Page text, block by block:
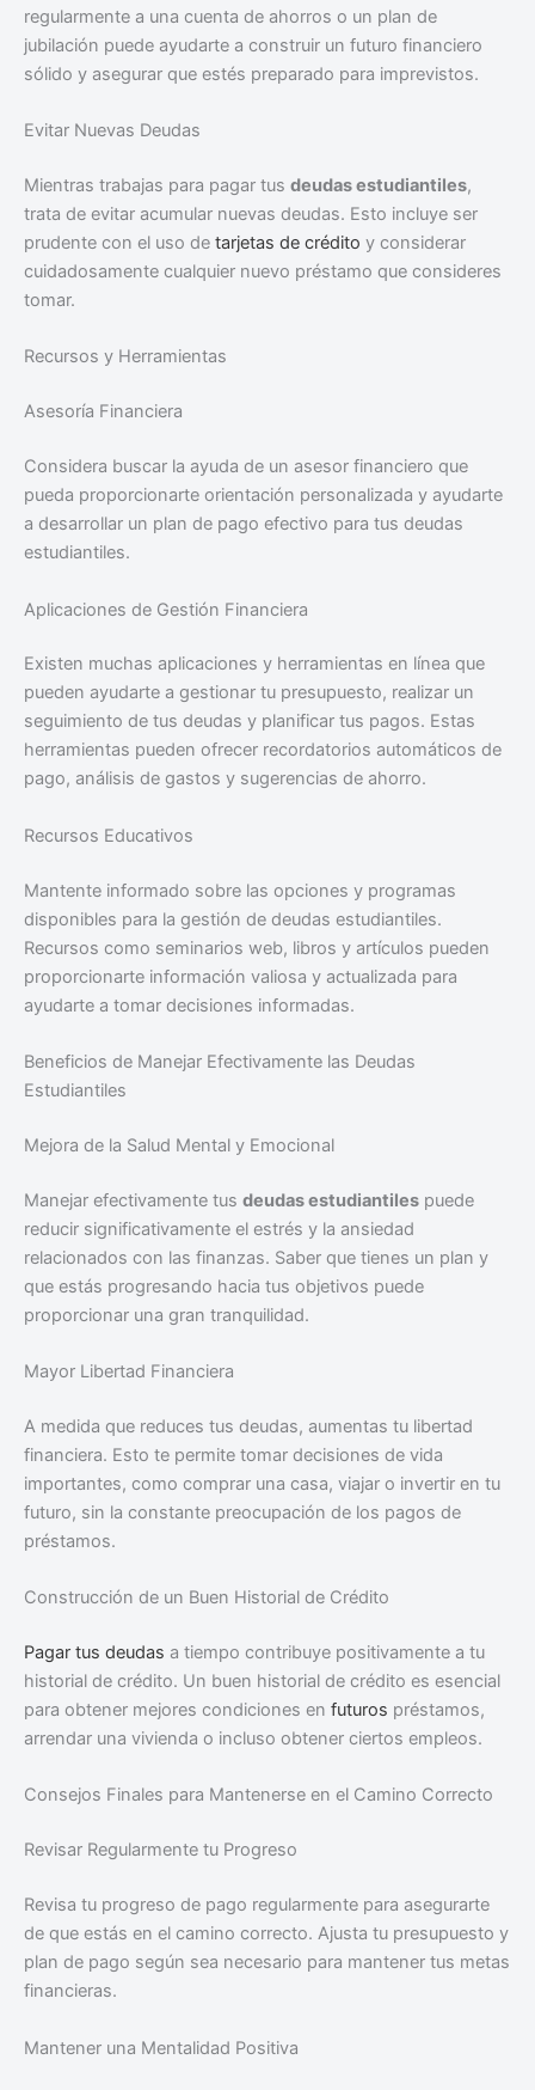
regularmente a una cuenta de ahorros o un plan de
jubilación puede ayudarte a construir un futuro financiero
sólido y asegurar que estés preparado para imprevistos.
Evitar Nuevas Deudas
Mientras trabajas para pagar tus deudas estudiantiles,
trata de evitar acumular nuevas deudas. Esto incluye ser
prudente con el uso de tarjetas de crédito y considerar
cuidadosamente cualquier nuevo préstamo que consideres
tomar.
Recursos y Herramientas
Asesoría Financiera
Considera buscar la ayuda de un asesor financiero que
pueda proporcionarte orientación personalizada y ayudarte
a desarrollar un plan de pago efectivo para tus deudas
estudiantiles.
Aplicaciones de Gestión Financiera
Existen muchas aplicaciones y herramientas en línea que
pueden ayudarte a gestionar tu presupuesto, realizar un
seguimiento de tus deudas y planificar tus pagos. Estas
herramientas pueden ofrecer recordatorios automáticos de
pago, análisis de gastos y sugerencias de ahorro.
Recursos Educativos
Mantente informado sobre las opciones y programas
disponibles para la gestión de deudas estudiantiles.
Recursos como seminarios web, libros y artículos pueden
proporcionarte información valiosa y actualizada para
ayudarte a tomar decisiones informadas.
Beneficios de Manejar Efectivamente las Deudas
Estudiantiles
Mejora de la Salud Mental y Emocional
Manejar efectivamente tus deudas estudiantiles puede
reducir significativamente el estrés y la ansiedad
relacionados con las finanzas. Saber que tienes un plan y
que estás progresando hacia tus objetivos puede
proporcionar una gran tranquilidad.
Mayor Libertad Financiera
A medida que reduces tus deudas, aumentas tu libertad
financiera. Esto te permite tomar decisiones de vida
importantes, como comprar una casa, viajar o invertir en tu
futuro, sin la constante preocupación de los pagos de
préstamos.
Construcción de un Buen Historial de Crédito
Pagar tus deudas a tiempo contribuye positivamente a tu
historial de crédito. Un buen historial de crédito es esencial
para obtener mejores condiciones en futuros préstamos,
arrendar una vivienda o incluso obtener ciertos empleos.
Consejos Finales para Mantenerse en el Camino Correcto
Revisar Regularmente tu Progreso
Revisa tu progreso de pago regularmente para asegurarte
de que estás en el camino correcto. Ajusta tu presupuesto y
plan de pago según sea necesario para mantener tus metas
financieras.
Mantener una Mentalidad Positiva